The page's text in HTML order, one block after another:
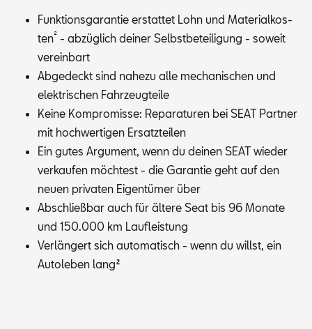
Funk­ti­ons­ga­ran­tie er­stat­tet Lohn und Ma­te­ri­al­kos­
ten² - ab­züg­lich dei­ner Selbst­be­tei­li­gung - so­weit
ver­ein­bart
Ab­ge­deckt sind na­he­zu alle me­cha­ni­schen und
elek­tri­schen Fahr­zeug­tei­le
Kei­ne Kom­pro­mis­se: Re­pa­ra­tu­ren bei SEAT Part­ner
mit hoch­wer­ti­gen Er­satz­tei­len
Ein gu­tes Ar­gu­ment, wenn du dei­nen SEAT wie­der
ver­kau­fen möch­test - die Ga­ran­tie geht auf den
neu­en pri­va­ten Ei­gen­tü­mer über
Ab­schließ­bar auch für äl­te­re Seat bis 96 Mo­na­te
und 150.000 km Lauf­leis­tung
Ver­län­gert sich au­to­ma­tisch - wenn du willst, ein
Au­to­le­ben lang²